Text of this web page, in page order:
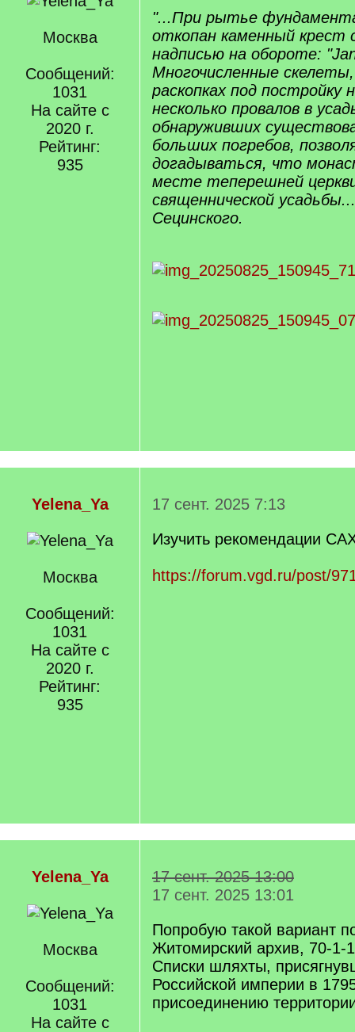
Москва
Сообщений:
1031
На сайте с
2020 г.
Рейтинг:
935
"...При рытье
откопан каменный крест
надписью на обороте:
Многочисленные
раскопках под постройку
несколько провалов в
обнаруживших
больших погребов,
догадываться, что
месте теперешней
священнической
Сецинского.
Yelena_Ya
Москва
Сообщений:
1031
На сайте с
2020 г.
Рейтинг:
935
17 сент. 2025 7:13
Изучить рекомендации
https://forum.vgd.ru/post/
Yelena_Ya
Москва
Сообщений:
1031
На сайте с
17 сент. 2025 13:00
17 сент. 2025 13:01
Попробую такой вариант
Житомирский архив, 70-1-1
Списки шляхты,
Российской империи в
присоединению